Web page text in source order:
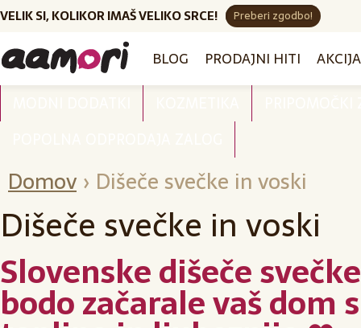
VELIK SI, KOLIKOR IMAŠ VELIKO SRCE! Preberi zgodbo!
BLOG PRODAJNI HITI AKCIJA
Domov › Dišeče svečke in voski
Dišeče svečke in voski
Slovenske dišeče
bodo začarale vaš dom s